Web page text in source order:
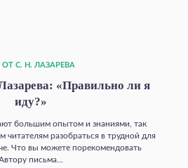
ОТ С. Н. ЛАЗАРЕВА
«Правильно ли я
иду?»
большим опытом и знаниями, так
читателям разобраться в трудной для
Что вы можете порекомендовать
письма...